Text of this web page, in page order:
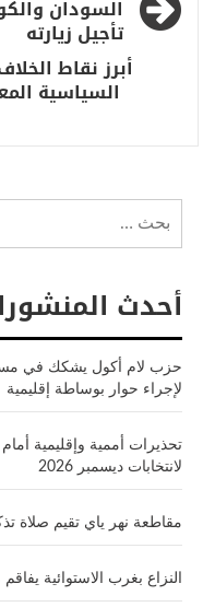
المقالات
السودان
تأجيل زيارته
أبرز نقاط
عن:
أحدث
حزب لام أكول يشكك في
لإجراء حوار بوساطة إقليمية
تحذيرات أممية وإقليمية
لانتخابات ديسمبر 2026
مقاطعة نهر ياي تقيم صلاة
النزاع بغرب الاستوائية